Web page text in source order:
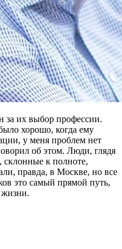
за их выбор профессии.
хорошо, когда ему
у меня проблем нет
об этом. Люди, глядя
к полноте,
правда, в Москве, но все
это самый прямой путь,
жизни.